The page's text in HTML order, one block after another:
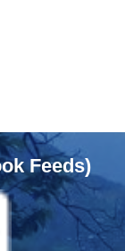
Feeds)